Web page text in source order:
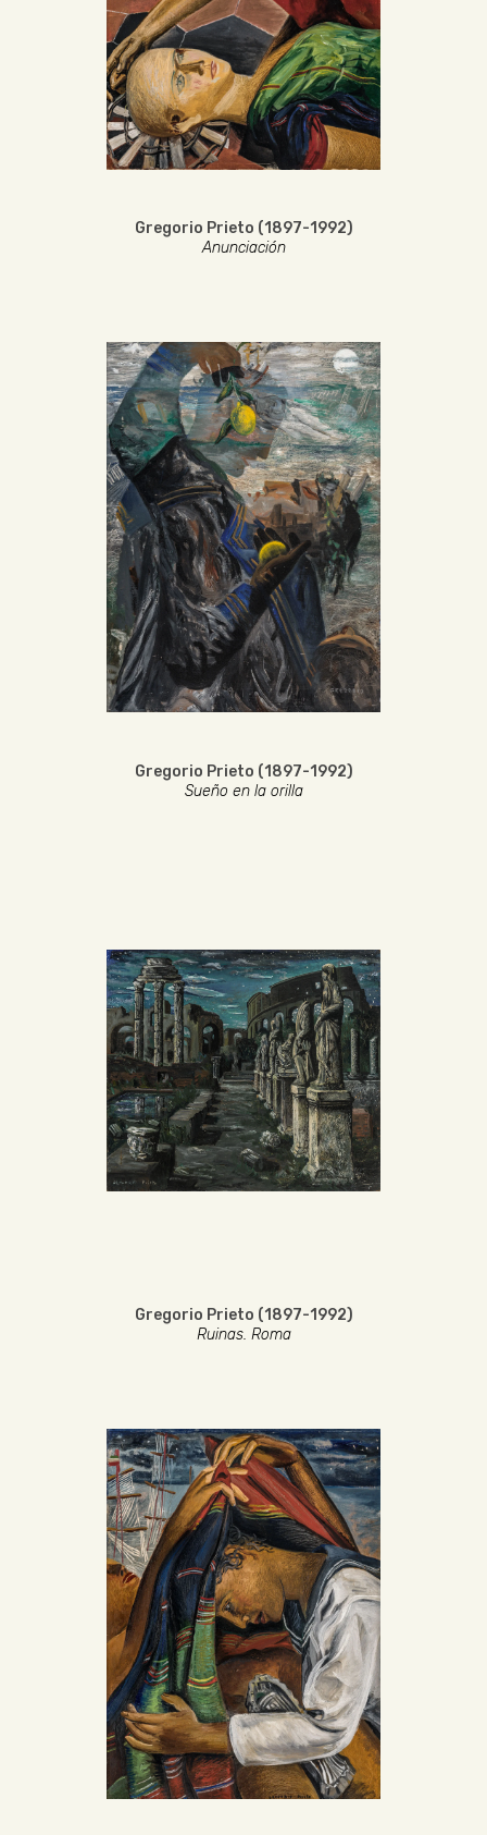
Gregorio Prieto (1897-1992)
Anunciación
Gregorio Prieto (1897-1992)
Sueño en la orilla
Gregorio Prieto (1897-1992)
Ruinas. Roma